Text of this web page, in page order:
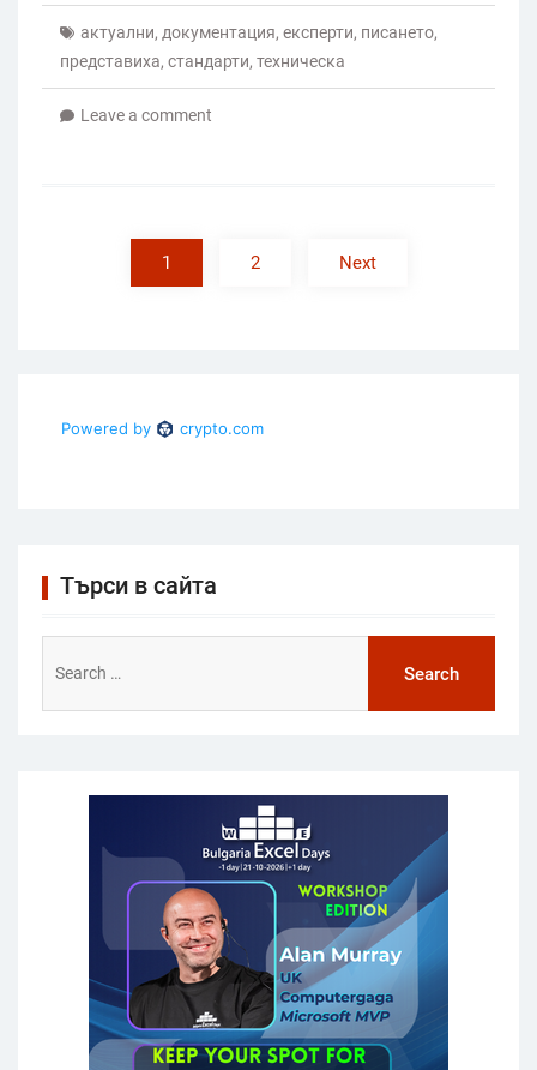
актуални, документация, експерти, писането,
представиха, стандарти, техническа
Leave a comment
pagination
1 2 Next
Търси в сайта
for: